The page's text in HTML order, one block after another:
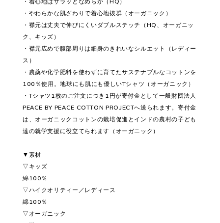
・やわらかな肌ざわりで着心地抜群（オーガニック）
・襟元は丈夫で伸びにくいダブルステッチ（HQ、オーガニッ
ク、キッズ）
・襟元広めで腹部周りは細身のきれいなシルエット（レディー
ス）
・農薬や化学肥料を使わずに育てたサステナブルなコットンを
100％使用。地球にも肌にも優しいTシャツ（オーガニック）
・Tシャツ1枚のご注文につき1円が寄付金として一般財団法人
PEACE BY PEACE COTTON PROJECTへ送られます。寄付金
は、オーガニックコットンの栽培促進とインドの農村の子ども
達の就学支援に役立てられます（オーガニック）
▼素材
▽キッズ
綿100％
▽ハイクオリティー／レディース
綿100％
▽オーガニック